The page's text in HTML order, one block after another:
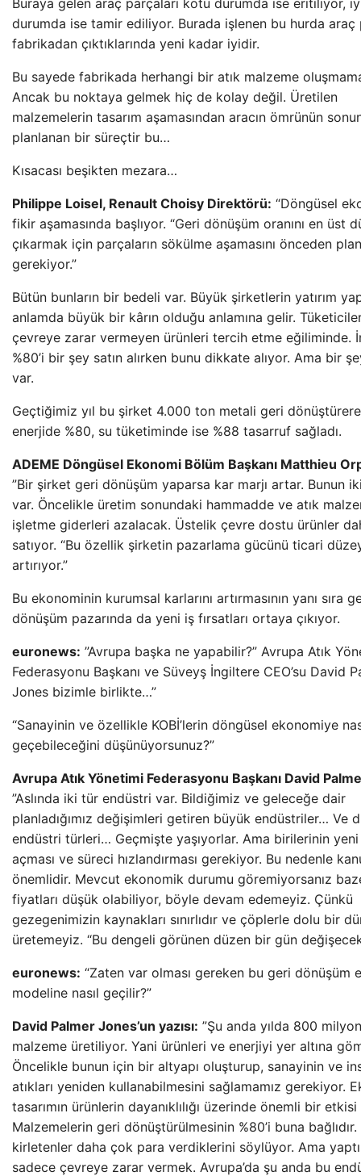
Buraya gelen araç parçaları kötü durumda ise eritiliyor,
durumda ise tamir ediliyor. Burada işlenen bu hurda araç
fabrikadan çıktıklarında yeni kadar iyidir.
Bu sayede fabrikada herhangi bir atık malzeme
Ancak bu noktaya gelmek hiç de kolay değil. Üretilen
malzemelerin tasarım aşamasından aracın ömrünün
planlanan bir süreçtir bu…
Kısacası beşikten mezara…
Philippe Loisel, Renault Choisy Direktörü: “Döngüsel
fikir aşamasında başlıyor. “Geri dönüşüm oranını en üst
çıkarmak için parçaların sökülme aşamasını önceden
gerekiyor.”
Bütün bunların bir bedeli var. Büyük şirketlerin yatırım
anlamda büyük bir kârın olduğu anlamına gelir.
çevreye zarar vermeyen ürünleri tercih etme eğiliminde.
%80’i bir şey satın alırken bunu dikkate alıyor. Ama bir
var.
Geçtiğimiz yıl bu şirket 4.000 ton metali geri
enerjide %80, su tüketiminde ise %88 tasarruf sağladı.
ADEME Döngüsel Ekonomi Bölüm Başkanı Matthieu
”Bir şirket geri dönüşüm yaparsa kar marjı artar. Bunun
var. Öncelikle üretim sonundaki hammadde ve atık
işletme giderleri azalacak. Üstelik çevre dostu ürünler
satıyor. “Bu özellik şirketin pazarlama gücünü ticari
artırıyor.”
Bu ekonominin kurumsal karlarını artırmasının yanı sıra
dönüşüm pazarında da yeni iş fırsatları ortaya çıkıyor.
euronews: ”Avrupa başka ne yapabilir?” Avrupa Atık
Federasyonu Başkanı ve Süveyş İngiltere CEO’su David
Jones bizimle birlikte…”
“Sanayinin ve özellikle KOBİ’lerin döngüsel ekonomiye
geçebileceğini düşünüyorsunuz?”
Avrupa Atık Yönetimi Federasyonu Başkanı David
”Aslında iki tür endüstri var. Bildiğimiz ve geleceğe dair
planladığımız değişimleri getiren büyük endüstriler… Ve
endüstri türleri… Geçmişte yaşıyorlar. Ama birilerinin
açması ve süreci hızlandırması gerekiyor. Bu nedenle
önemlidir. Mevcut ekonomik durumu göremiyorsanız
fiyatları düşük olabiliyor, böyle devam edemeyiz. Çünkü
gezegenimizin kaynakları sınırlıdır ve çöplerle dolu bir
üretemeyiz. “Bu dengeli görünen düzen bir gün
euronews: “Zaten var olması gereken bu geri dönüşüm
modeline nasıl geçilir?”
David Palmer Jones’un yazısı: ”Şu anda yılda 800
malzeme üretiliyor. Yani ürünleri ve enerjiyi yer altına
Öncelikle bunun için bir altyapı oluşturup, sanayinin ve
atıkları yeniden kullanabilmesini sağlamamız gerekiyor.
tasarımın ürünlerin dayanıklılığı üzerinde önemli bir etkisi
Malzemelerin geri dönüştürülmesinin %80’i buna
kirletenler daha çok para verdiklerini söylüyor. Ama
sadece çevreye zarar vermek. Avrupa’da şu anda bu